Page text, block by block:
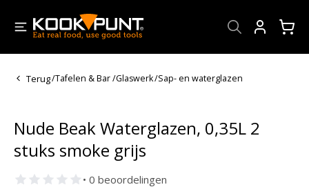
Terug/Tafelen & Bar/Glaswerk/Sap- en waterglazen
Nude Beak Waterglazen, 0,35L 2
stuks smoke grijs
• 0 beoordelingen